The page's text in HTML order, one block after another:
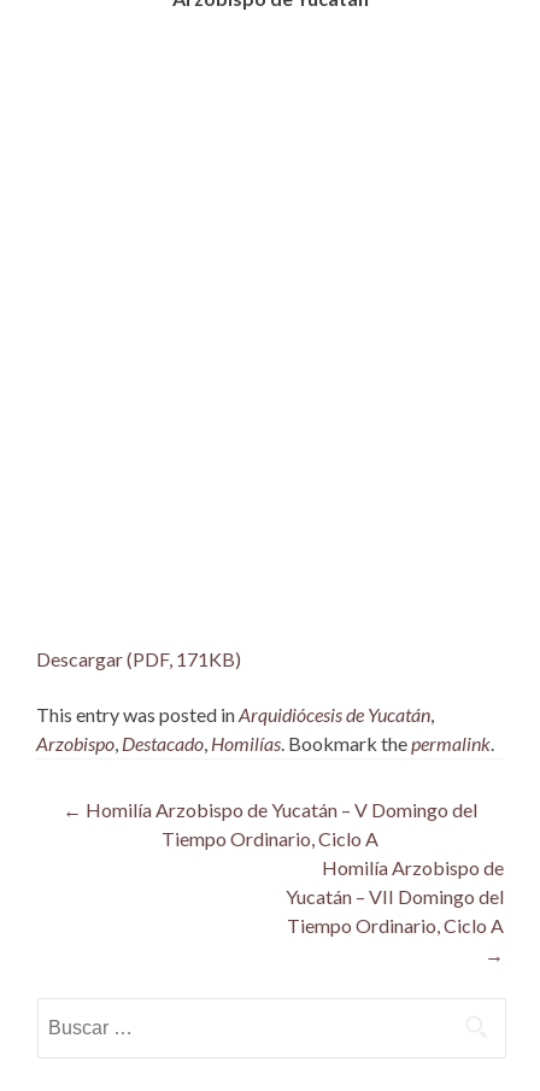
Descargar (PDF, 171KB)
This entry was posted inArquidiócesis de Yucatán,
Arzobispo, Destacado, Homilías. Bookmark thepermalink.
Post
navigation
← Homilía Arzobispo de Yucatán – V Domingo del
Tiempo Ordinario, Ciclo A
Homilía Arzobispo de
Yucatán – VII Domingo del
Tiempo Ordinario, Ciclo A
→